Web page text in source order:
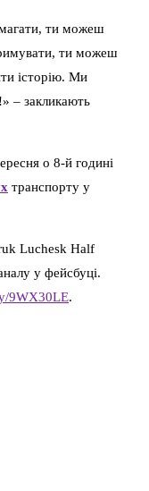
ти можеш
ти можеш
історію. Ми
– закликають
о 8-й годині
транспорту у
Luchesk Half
у фейсбуці.
9WX30LE.